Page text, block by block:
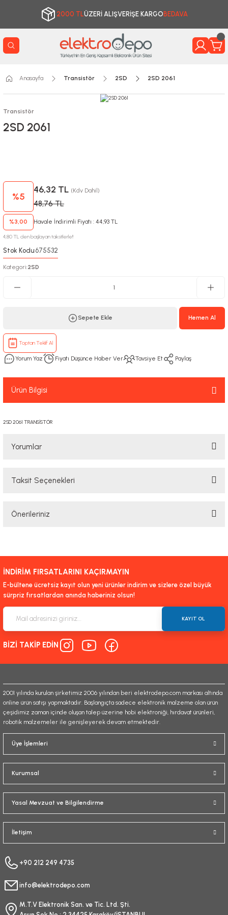
2000 TLÜZERİ ALIŞVERİŞE KARGO BEDAVA
Anasayfa Transistör 2SD 2SD 2061
Transistör
2SD 2061
%5
46,32 TL (Kdv Dahil)
48,76 TL
%3,00 Havale İndirimli Fiyatı : 44,93 TL
4,80 TL den başlayan taksitlerle!!
Stok Kodu:675532
Kategori:2SD
Sepete Ekle Hemen Al
Toptan Teklif Al
Yorum Yaz Fiyatı Düşünce Haber Ver Tavsiye Et Paylaş
Ürün Bilgisi
2SD 2061 TRANSİSTÖR
Yorumlar
Taksit Seçenekleri
Önerileriniz
yetersiz gördüğünüz noktaları öneri formunu kullanarak tarafımıza
iletebilirsiniz.
Görüş ve önerileriniz için teşekkür ederiz.
Ürün açıklamasında eksik bilgiler bulunuyor.
Ürün bilgilerinde hatalar bulunuyor.
Ürün fiyatı diğer sitelerden daha pahalı.
Gönder
İNDİRİM FIRSATLARINI KAÇIRMAYIN
E-bültene ücretsiz kayıt olun yeni ürünler indirim ve sizlere özel büyük
sürpriz fırsatlardan anında haberiniz olsun!
KAYIT OL
BİZİ TAKİP EDİN
2001 yılında kurulan şirketimiz 2006 yılından beri elektrodepo.com markası altında
online ürün satışı yapmaktadır. Başlangıçta sadece elektronik malzeme olan ürün
çeşidimiz zaman içinde oluşan talep üzerine hobi elektroniği, hırdavat ürünleri,
robotik malzemeler ile genişleyerek devam etmektedir.
Üye İşlemleri
Kurumsal
Yasal Mevzuat ve Bilgilendirme
İletişim
+90 212 249 4735
info@elektrodepo.com
M.T.V Elektronik San. ve Tic. Ltd. Şti.